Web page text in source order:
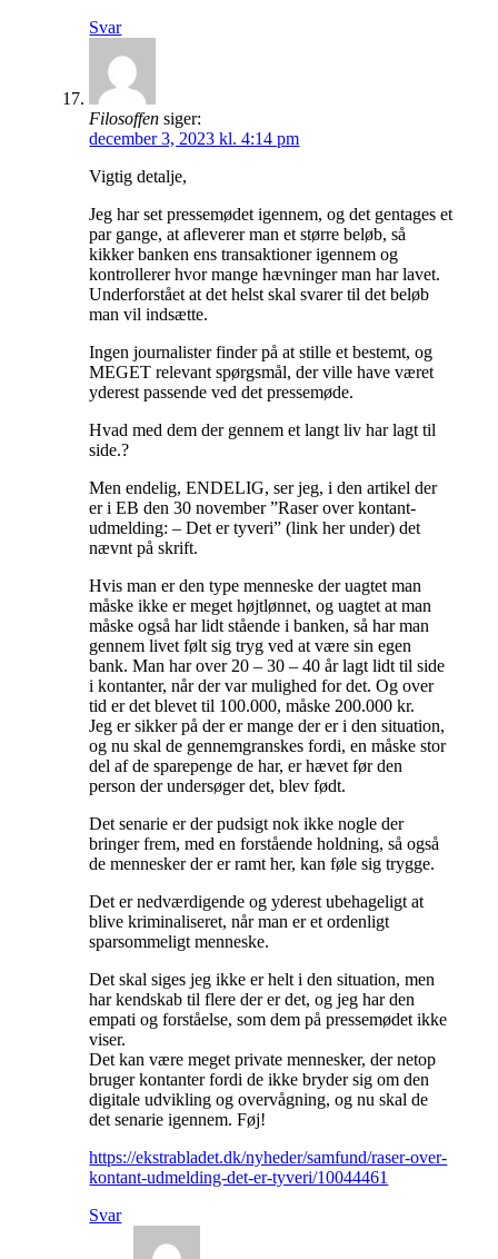
Svar
Filosoffen siger:
december 3, 2023 kl. 4:14 pm
Vigtig detalje,
Jeg har set pressemødet igennem, og det gentages et
par gange, at afleverer man et større beløb, så
kikker banken ens transaktioner igennem og
kontrollerer hvor mange hævninger man har lavet.
Underforstået at det helst skal svarer til det beløb
man vil indsætte.
Ingen journalister finder på at stille et bestemt, og
MEGET relevant spørgsmål, der ville have været
yderest passende ved det pressemøde.
Hvad med dem der gennem et langt liv har lagt til
side.?
Men endelig, ENDELIG, ser jeg, i den artikel der
er i EB den 30 november ”Raser over kontant-
udmelding: – Det er tyveri” (link her under) det
nævnt på skrift.
Hvis man er den type menneske der uagtet man
måske ikke er meget højtlønnet, og uagtet at man
måske også har lidt stående i banken, så har man
gennem livet følt sig tryg ved at være sin egen
bank. Man har over 20 – 30 – 40 år lagt lidt til side
i kontanter, når der var mulighed for det. Og over
tid er det blevet til 100.000, måske 200.000 kr.
Jeg er sikker på der er mange der er i den situation,
og nu skal de gennemgranskes fordi, en måske stor
del af de sparepenge de har, er hævet før den
person der undersøger det, blev født.
Det senarie er der pudsigt nok ikke nogle der
bringer frem, med en forstående holdning, så også
de mennesker der er ramt her, kan føle sig trygge.
Det er nedværdigende og yderest ubehageligt at
blive kriminaliseret, når man er et ordenligt
sparsommeligt menneske.
Det skal siges jeg ikke er helt i den situation, men
har kendskab til flere der er det, og jeg har den
empati og forståelse, som dem på pressemødet ikke
viser.
Det kan være meget private mennesker, der netop
bruger kontanter fordi de ikke bryder sig om den
digitale udvikling og overvågning, og nu skal de
det senarie igennem. Føj!
https://ekstrabladet.dk/nyheder/samfund/raser-over-
kontant-udmelding-det-er-tyveri/10044461
Svar